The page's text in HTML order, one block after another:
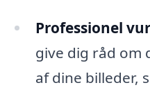
Professionel
give dig råd om
af dine billeder,